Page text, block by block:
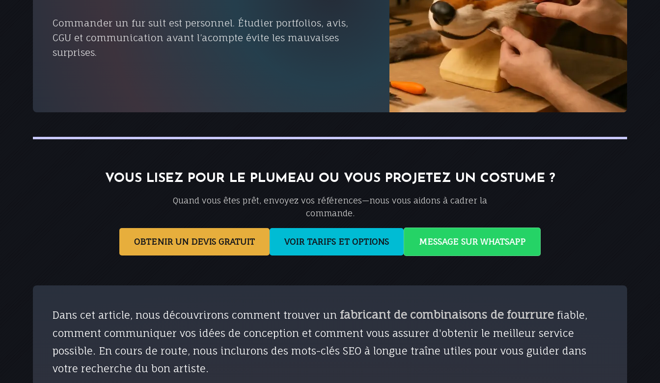
Commander un fur suit est personnel. Étudier portfolios, avis,
CGU et communication avant l’acompte évite les mauvaises
surprises.
VOUS LISEZ POUR LE PLUMEAU OU VOUS PROJETEZ UN COSTUME ?
Quand vous êtes prêt, envoyez vos références—nous vous aidons à cadrer la
commande.
OBTENIR UN DEVIS GRATUIT VOIR TARIFS ET OPTIONS MESSAGE SUR WHATSAPP
Dans cet article, nous découvrirons comment trouver un fabricant de combinaisons de fourrure fiable,
comment communiquer vos idées de conception et comment vous assurer d'obtenir le meilleur service
possible. En cours de route, nous inclurons des mots-clés SEO à longue traîne utiles pour vous guider dans
votre recherche du bon artiste.